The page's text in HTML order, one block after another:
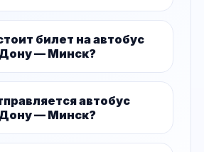
билет на автобус
— Минск?
автобус
— Минск?